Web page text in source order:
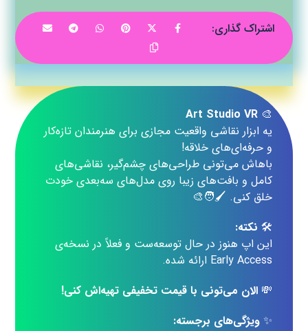
🎨
Art Studio VR
یه ابزار نقاشی واقعیت مجازی برای هنرمندان تازه‌کار
و حرفه‌ای‌های خلاقه!
باهاش می‌تونی طراحی‌های چشم‌گیر، نقاشی‌های
کامل و بافت‌های زیبا روی مدل‌های سه‌بعدی خودت
خلق کنی. 🖌️🧑‍🎨
🛠️ نکته:
این اپ هنوز در حال توسعه‌ست و فعلاً در نسخه‌ی
Early Access ارائه شده.
💸الان می‌تونی با قیمت تخفیفی تهیه‌اش کنی!
✨ویژگی‌های برجسته: